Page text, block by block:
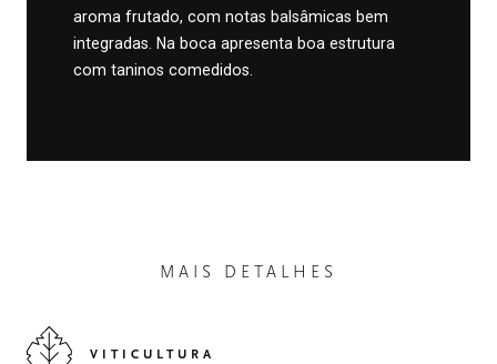
aroma frutado, com notas balsâmicas bem
integradas. Na boca apresenta boa estrutura
com taninos comedidos.
MAIS DETALHES
VITICULTURA